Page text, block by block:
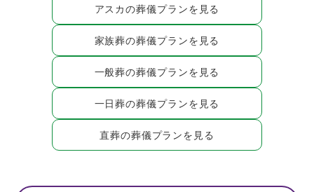
アスカの葬儀プランを見る
家族葬の葬儀プランを見る
一般葬の葬儀プランを見る
一日葬の葬儀プランを見る
直葬の葬儀プランを見る